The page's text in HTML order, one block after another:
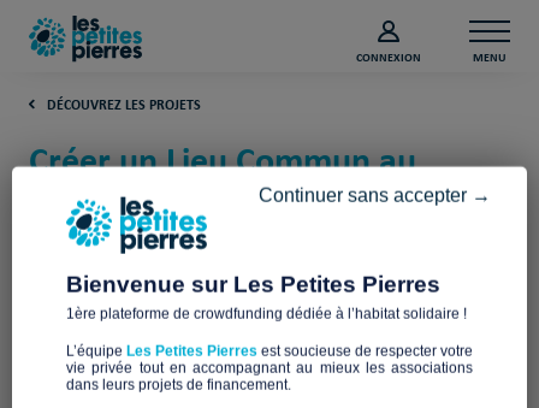
CONNEXION MENU
DÉCOUVREZ LES PROJETS
Créer un Lieu Commun au
bidonville des Aciéries
(Bouches-du-Rhône)
Actes & Cités
Bienvenue sur Les Petites Pierres
1ère plateforme de crowdfunding dédiée à l’habitat solidaire !
L’équipe Les Petites Pierres est soucieuse de respecter votre
vie privée tout en accompagnant au mieux les associations
dans leurs projets de financement.
Continuer sans accepter →